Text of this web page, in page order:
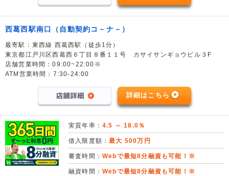
西葛西駅南口（自動契約コ－ナ－）
最寄駅：東西線 西葛西駅（徒歩1分）
東京都江戸川区西葛西６丁目８番１１号 カサイサンギョウビル３F
店舗営業時間：09:00~22:00※
ATM営業時間：7:30-24:00
詳細はこちら
実質年率： 4.5 ～ 18.0％
借入限度額：最大 500万円
審査時間： Webで最短8分融資も可能！※
融資時間： Webで最短8分融資も可能！※